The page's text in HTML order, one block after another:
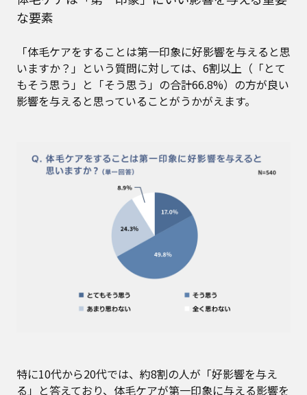
な要素
「体毛ケアをすることは第一印象に好影響を与えると思
いますか？」という質問に対しては、6割以上（「とて
もそう思う」と「そう思う」の合計66.8%）の方が良い
影響を与えると思っていることがうかがえます。
特に10代から20代では、約8割の人が「好影響を与え
る」と答えており、体毛ケアが第一印象に与える影響を